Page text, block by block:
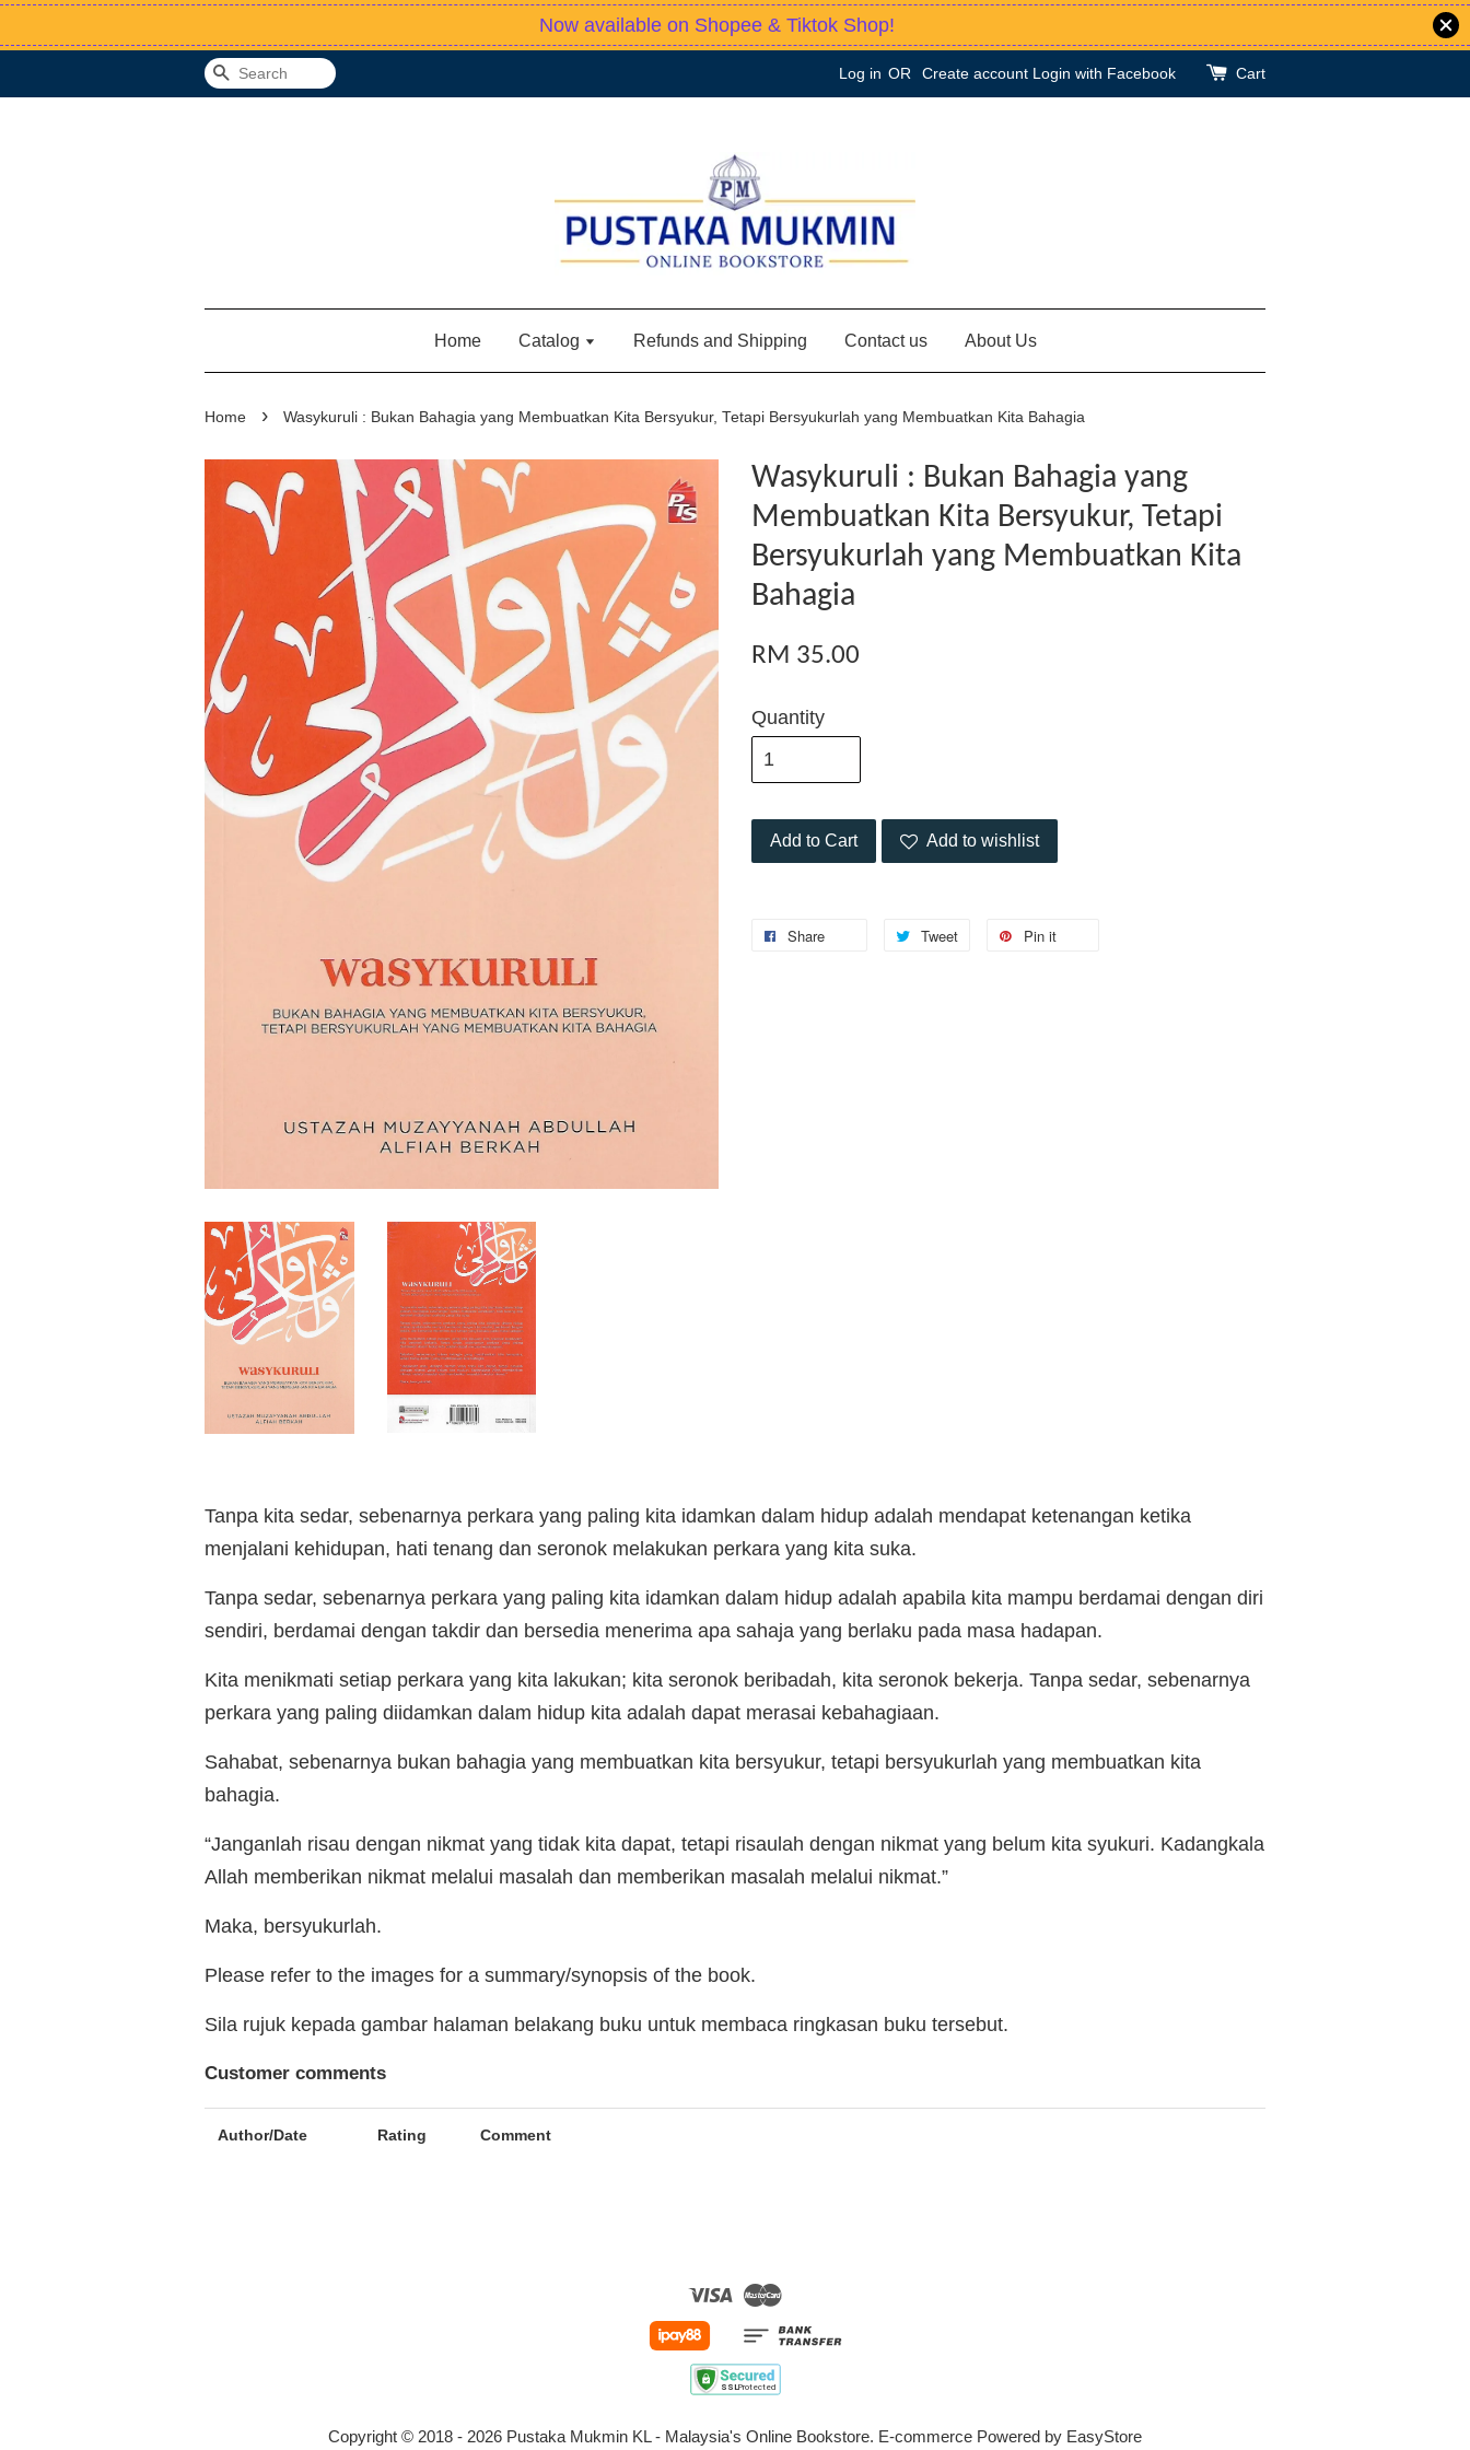
Now available on Shopee & Tiktok Shop!
Search Log in OR Create account Login with Facebook Cart
Home Catalog Refunds and Shipping Contact us About Us
Home › Wasykuruli : Bukan Bahagia yang Membuatkan Kita Bersyukur, Tetapi Bersyukurlah yang Membuatkan Kita Bahagia
Wasykuruli : Bukan Bahagia yang
Membuatkan Kita Bersyukur, Tetapi
Bersyukurlah yang Membuatkan Kita
Bahagia
RM 35.00
Quantity
Add to Cart Add to wishlist
Share Tweet Pin it
Tanpa kita sedar, sebenarnya perkara yang paling kita idamkan dalam hidup adalah mendapat ketenangan ketika
menjalani kehidupan, hati tenang dan seronok melakukan perkara yang kita suka.
Tanpa sedar, sebenarnya perkara yang paling kita idamkan dalam hidup adalah apabila kita mampu berdamai dengan diri
sendiri, berdamai dengan takdir dan bersedia menerima apa sahaja yang berlaku pada masa hadapan.
Kita menikmati setiap perkara yang kita lakukan; kita seronok beribadah, kita seronok bekerja. Tanpa sedar, sebenarnya
perkara yang paling diidamkan dalam hidup kita adalah dapat merasai kebahagiaan.
Sahabat, sebenarnya bukan bahagia yang membuatkan kita bersyukur, tetapi bersyukurlah yang membuatkan kita
bahagia.
“Janganlah risau dengan nikmat yang tidak kita dapat, tetapi risaulah dengan nikmat yang belum kita syukuri. Kadangkala
Allah memberikan nikmat melalui masalah dan memberikan masalah melalui nikmat.”
Maka, bersyukurlah.
Please refer to the images for a summary/synopsis of the book.
Sila rujuk kepada gambar halaman belakang buku untuk membaca ringkasan buku tersebut.
Customer comments
Author/Date Rating Comment
Visa
Copyright © 2018 - 2026 Pustaka Mukmin KL - Malaysia's Online Bookstore. E-commerce Powered by EasyStore